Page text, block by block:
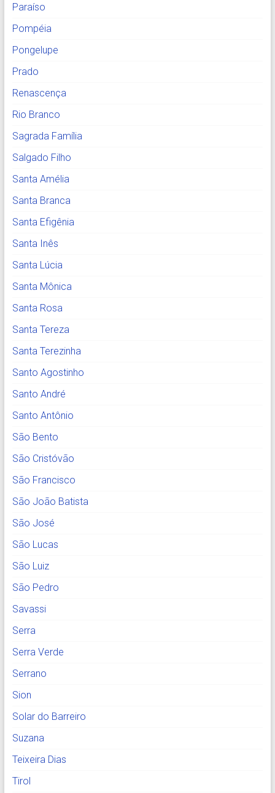
Paraíso
Pompéia
Pongelupe
Prado
Renascença
Rio Branco
Sagrada Família
Salgado Filho
Santa Amélia
Santa Branca
Santa Efigênia
Santa Inês
Santa Lúcia
Santa Mônica
Santa Rosa
Santa Tereza
Santa Terezinha
Santo Agostinho
Santo André
Santo Antônio
São Bento
São Cristóvão
São Francisco
São João Batista
São José
São Lucas
São Luiz
São Pedro
Savassi
Serra
Serra Verde
Serrano
Sion
Solar do Barreiro
Suzana
Teixeira Dias
Tirol